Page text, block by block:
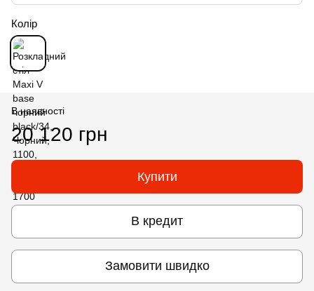
Колір
В наявності
20 120 грн
Купити
В кредит
Замовити швидко